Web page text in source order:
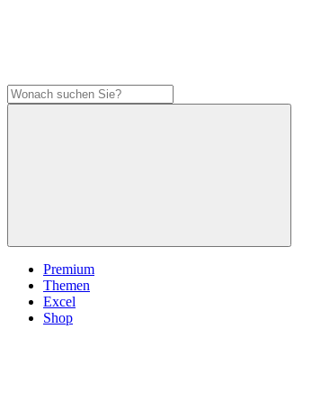
Premium
Themen
Excel
Shop